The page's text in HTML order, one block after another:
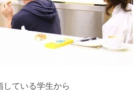
している学生から